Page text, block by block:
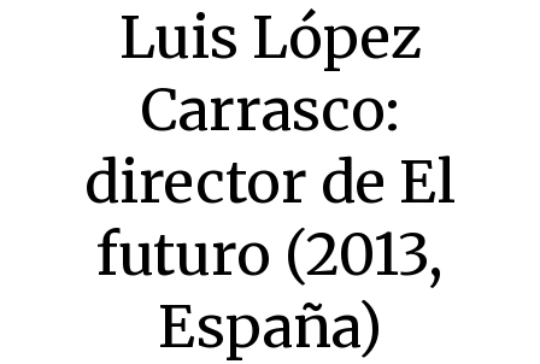
Luis López
Carrasco:
director de El
futuro (2013,
España)